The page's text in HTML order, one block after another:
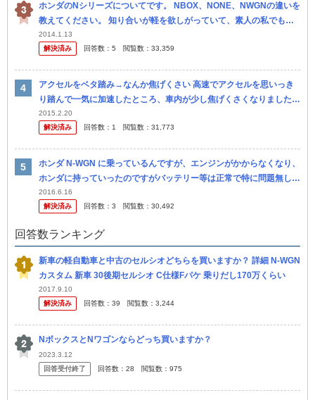
ホンダのNシリーズについてです。 NBOX、NONE、NWGNの違いを
教えてください。 知り合いが軽を欲しがっていて、素人の私でも説
明してあげられるように、 わかるやすく教えて頂きたいです。 よ...
2014.1.13
解決済み
回答数： 5 閲覧数： 33,359
アクセルをベタ踏み→なんか焦げくさい 高速でアクセルを思いっき
り踏んで一気に加速したところ、車内が少し焦げくさくなりました。
走行距離10000キロ、12ヶ月点検もついこの前終えたばかりの新車
です。 こ
2015.2.20
解決済み
回答数： 1 閲覧数： 31,773
ホンダ N-WGN に乗っているんですが、エンジンがかからなくなり、
ホンダに持っていったのですがバッテリー等は正常で特に問題無しと
言われました。リコール対象でもないらしく、ホンダでの結果では異
常...
2016.6.16
解決済み
回答数： 3 閲覧数： 30,492
回答数ランキング
新車の軽自動車と中古のセルシオどちらを買いますか？ 詳細 N-WGN
カスタム 新車 30後期セルシオ C仕様Fパケ 乗りだし170万くらい
2017.9.10
解決済み
回答数： 39 閲覧数： 3,244
NボックスとNワゴンならどっち買いますか？
2023.3.12
回答受付終了
回答数： 28 閲覧数： 975